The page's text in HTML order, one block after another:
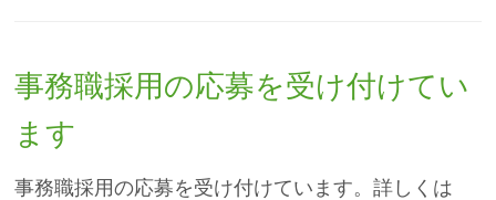
事務職採用の応募を受け付けてい
ます
事務職採用の応募を受け付けています。詳しくは